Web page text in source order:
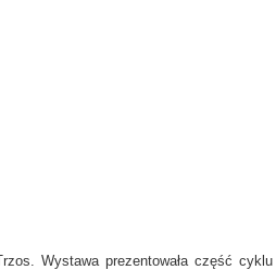
Wystawa prezentowała część